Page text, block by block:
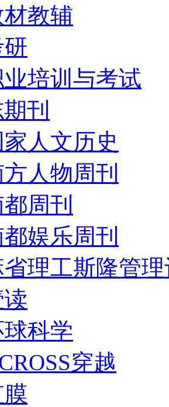
教辅
培训与考试
刊
家人文历史
人物周刊
周刊
娱乐周刊
省理工斯隆管
科学
穿越